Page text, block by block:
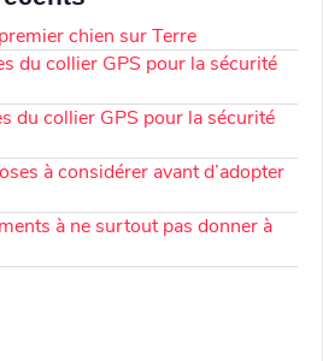
chien sur Terre
du collier GPS pour la sécurité
du collier GPS pour la sécurité
à considérer avant d’adopter
à ne surtout pas donner à